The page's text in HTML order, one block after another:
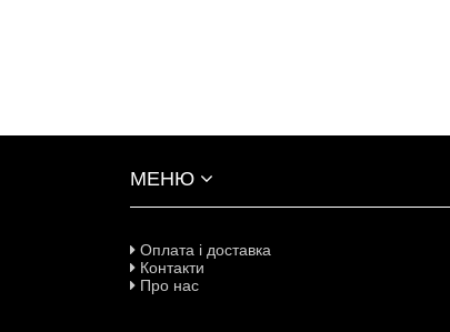
МЕНЮ
Оплата і доставка
Контакти
Про нас